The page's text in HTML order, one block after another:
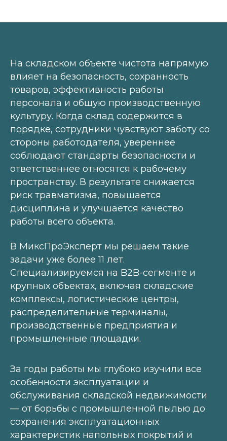
На складском объекте чистота напрямую
влияет на безопасность, сохранность
товаров, эффективность работы
персонала и общую производственную
культуру. Когда склад содержится в
порядке, сотрудники чувствуют заботу со
стороны работодателя, увереннее
соблюдают стандарты безопасности и
ответственнее относятся к рабочему
пространству. В результате снижается
риск травматизма, повышается
дисциплина и улучшается качество
работы всего объекта.
В МиксПроЭксперт мы решаем такие
задачи уже более 11 лет.
Специализируемся на B2B-сегменте и
крупных объектах, включая складские
комплексы, логистические центры,
распределительные терминалы,
производственные предприятия и
промышленные площадки.
За годы работы мы глубоко изучили все
особенности эксплуатации и
обслуживания складской недвижимости
— от борьбы с промышленной пылью до
сохранения эксплуатационных
характеристик напольных покрытий и